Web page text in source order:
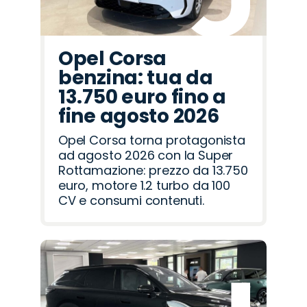
Opel Corsa
benzina: tua da
13.750 euro fino a
fine agosto 2026
Opel Corsa torna protagonista
ad agosto 2026 con la Super
Rottamazione: prezzo da 13.750
euro, motore 1.2 turbo da 100
CV e consumi contenuti.